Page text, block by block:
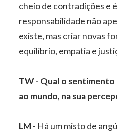
cheio de contradições e
responsabilidade não
existe, mas criar novas
equilíbrio, empatia e
TW - Qual o sentimento
ao mundo, na sua
LM - Há um misto de